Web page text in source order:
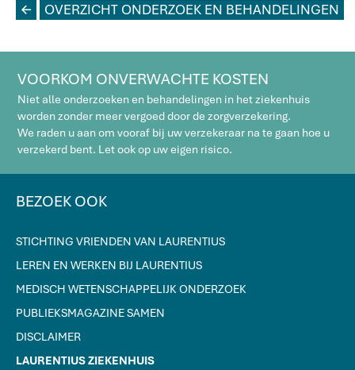
L OVERZICHT ONDERZOEK EN BEHANDELINGEN
VOORKOM ONVERWACHTE KOSTEN
Niet alle onderzoeken en behandelingen in het ziekenhuis
worden zonder meer vergoed door de zorgverzekering.
We raden u aan om vooraf bij uw verzekeraar na te gaan hoe u
verzekerd bent. Let ook op uw eigen risico.
BEZOEK OOK
STICHTING VRIENDEN VAN LAURENTIUS
LEREN EN WERKEN BIJ LAURENTIUS
MEDISCH WETENSCHAPPELIJK ONDERZOEK
PUBLIEKSMAGAZINE SAMEN
DISCLAIMER
LAURENTIUS ZIEKENHUIS